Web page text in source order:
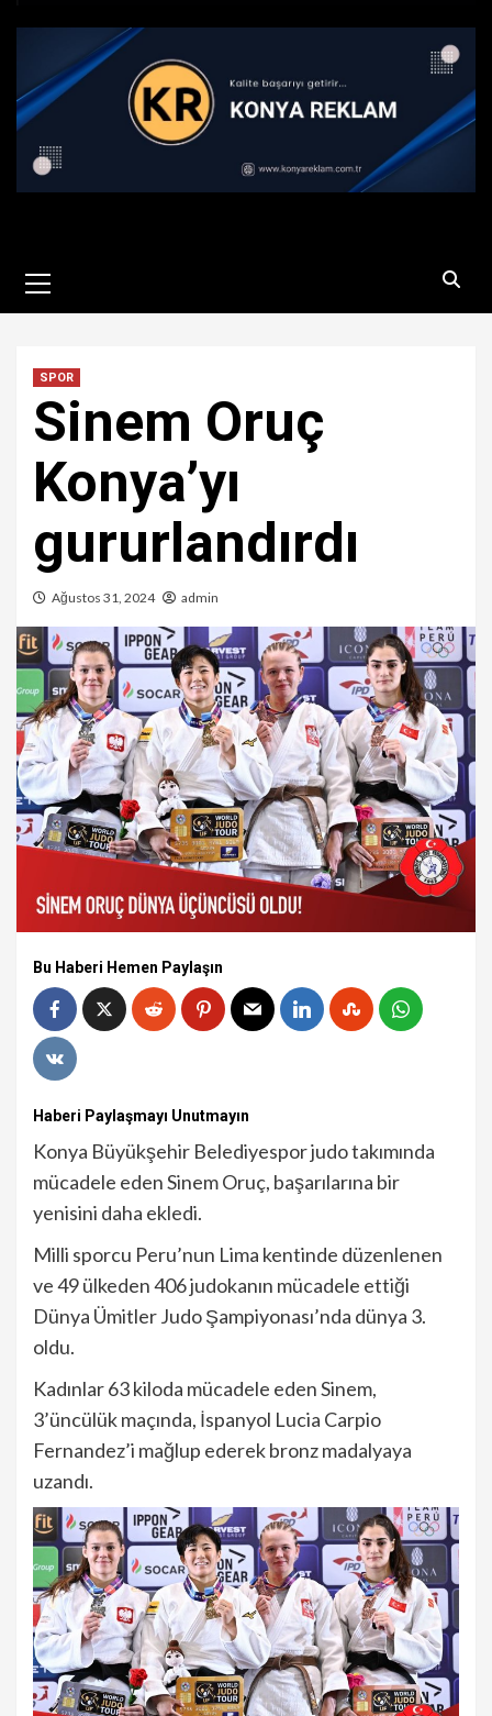
Menu
SPOR
Sinem Oruç
Konya’yı
gururlandırdı
Ağustos 31, 2024 admin
Bu Haberi Hemen Paylaşın
Haberi Paylaşmayı Unutmayın
Konya Büyükşehir Belediyespor judo takımında
mücadele eden Sinem Oruç, başarılarına bir
yenisini daha ekledi.
Milli sporcu Peru’nun Lima kentinde düzenlenen
ve 49 ülkeden 406 judokanın mücadele ettiği
Dünya Ümitler Judo Şampiyonası’nda dünya 3.
oldu.
Kadınlar 63 kiloda mücadele eden Sinem,
3’üncülük maçında, İspanyol Lucia Carpio
Fernandez’i mağlup ederek bronz madalyaya
uzandı.